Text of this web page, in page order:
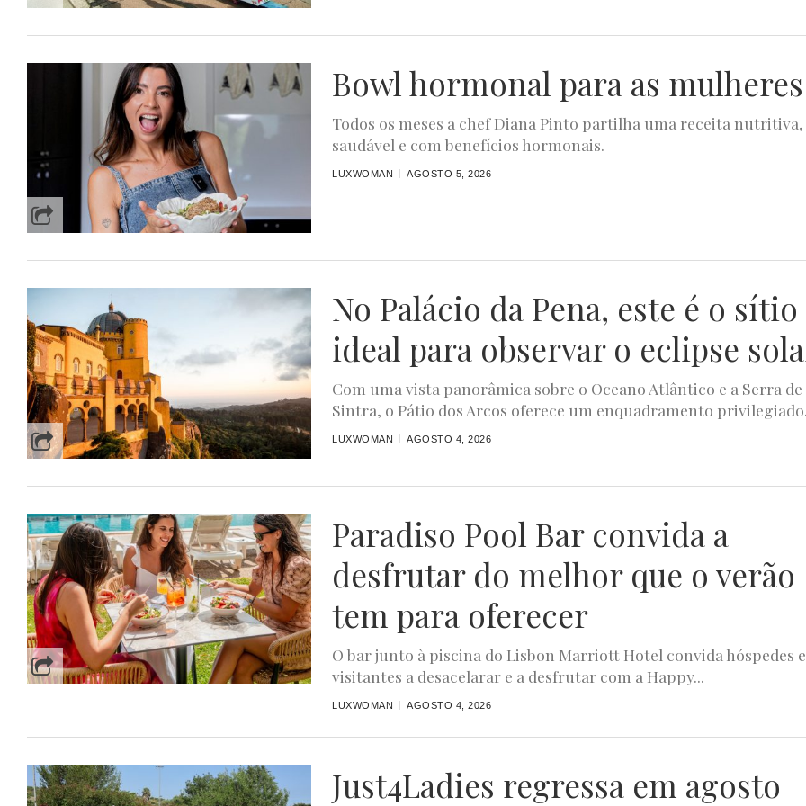
Bowl hormonal para as mulheres
Todos os meses a chef Diana Pinto partilha uma receita nutritiva,
saudável e com benefícios hormonais.
LUXWOMAN AGOSTO 5, 2026
No Palácio da Pena, este é o sítio
ideal para observar o eclipse
Com uma vista panorâmica sobre o Oceano Atlântico e a Serra de
Sintra, o Pátio dos Arcos oferece um enquadramento
LUXWOMAN AGOSTO 4, 2026
Paradiso Pool Bar convida a
desfrutar do melhor que o verão
tem para oferecer
O bar junto à piscina do Lisbon Marriott Hotel convida hóspedes e
visitantes a desacelarar e a desfrutar com a Happy...
LUXWOMAN AGOSTO 4, 2026
Just4Ladies regressa em agosto